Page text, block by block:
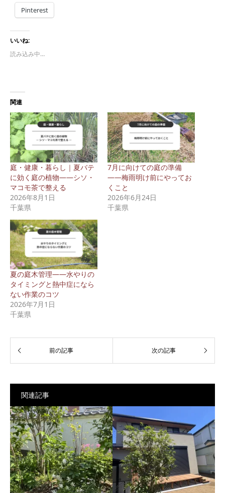
Pinterest
いいね:
読み込み中…
関連
庭・健康・暮らし｜夏バテ
に効く庭の植物——シソ・
マコモ茶で整える
2026年8月1日
千葉県
7月に向けての庭の準備
——梅雨明け前にやってお
くこと
2026年6月24日
千葉県
夏の庭木管理——水やりの
タイミングと熱中症になら
ない作業のコツ
2026年7月1日
千葉県
関連記事